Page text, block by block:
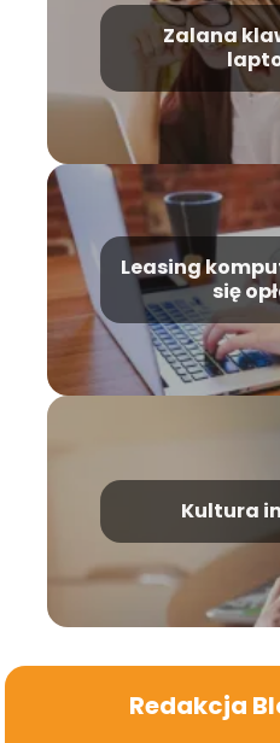
Zalana
Leasing
się
Kultura
Redakcja